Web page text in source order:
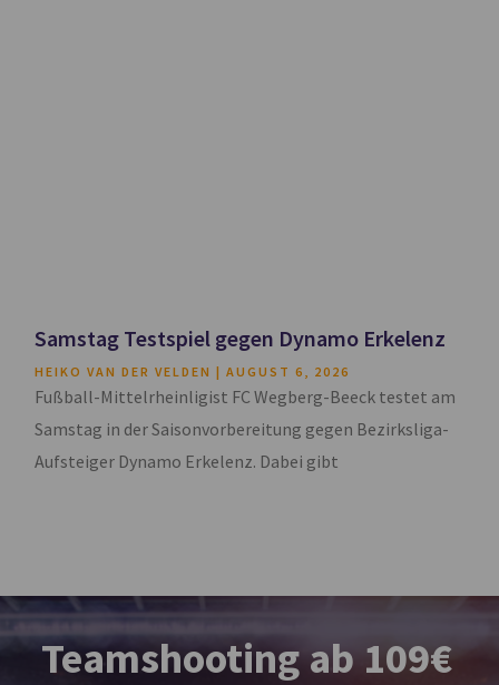
Samstag Testspiel gegen Dynamo Erkelenz
HEIKO VAN DER VELDEN AUGUST 6, 2026
Fußball-Mittelrheinligist FC Wegberg-Beeck testet am
Samstag in der Saisonvorbereitung gegen Bezirksliga-
Aufsteiger Dynamo Erkelenz. Dabei gibt
Teamshooting ab 109€